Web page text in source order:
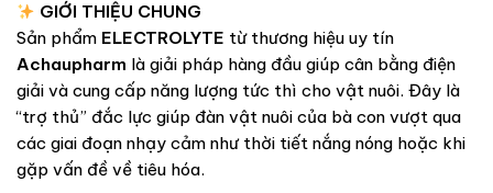
GIỚI THIỆU CHUNG
Sản phẩm ELECTROLYTE từ thương hiệu uy tín
Achaupharm là giải pháp hàng đầu giúp cân bằng điện
giải và cung cấp năng lượng tức thì cho vật nuôi. Đây là
“trợ thủ” đắc lực giúp đàn vật nuôi của bà con vượt qua
các giai đoạn nhạy cảm như thời tiết nắng nóng hoặc khi
gặp vấn đề về tiêu hóa.